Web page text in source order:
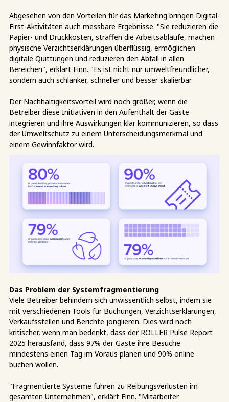
Abgesehen von den Vorteilen für das Marketing bringen Digital-
First-Aktivitäten auch messbare Ergebnisse. "Sie reduzieren die
Papier- und Druckkosten, straffen die Arbeitsabläufe, machen
physische Verzichtserklärungen überflüssig, ermöglichen
digitale Quittungen und reduzieren den Abfall in allen
Bereichen", erklärt Finn. "Es ist nicht nur umweltfreundlicher,
sondern auch schlanker, schneller und besser skalierbar
Der Nachhaltigkeitsvorteil wird noch größer, wenn die
Betreiber diese Initiativen in den Aufenthalt der Gäste
integrieren und ihre Auswirkungen klar kommunizieren, so dass
der Umweltschutz zu einem Unterscheidungsmerkmal und
einem Gewinnfaktor wird.
Das Problem der Systemfragmentierung
Viele Betreiber behindern sich unwissentlich selbst, indem sie
mit verschiedenen Tools für Buchungen, Verzichtserklärungen,
Verkaufsstellen und Berichte jonglieren. Dies wird noch
kritischer, wenn man bedenkt, dass der ROLLER Pulse Report
2025 herausfand, dass 97% der Gäste ihre Besuche
mindestens einen Tag im Voraus planen und 90% online
buchen wollen.
"Fragmentierte Systeme führen zu Reibungsverlusten im
gesamten Unternehmen", erklärt Finn. "Mitarbeiter